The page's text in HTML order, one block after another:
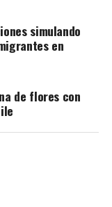
simulando
en
de flores con